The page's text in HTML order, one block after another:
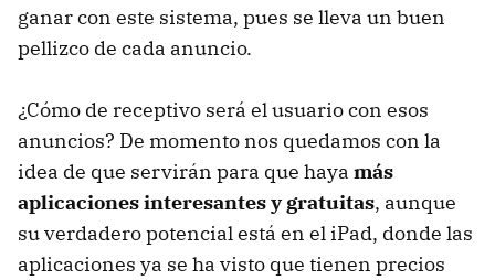
ganar con este sistema, pues se lleva un buen
pellizco de cada anuncio.
¿Cómo de receptivo será el usuario con esos
anuncios? De momento nos quedamos con la
idea de que servirán para que haya más
aplicaciones interesantes y gratuitas, aunque
su verdadero potencial está en el iPad, donde las
aplicaciones ya se ha visto que tienen precios